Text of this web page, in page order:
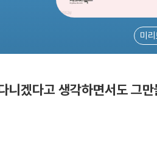
미
니겠다고 생각하면서도 그